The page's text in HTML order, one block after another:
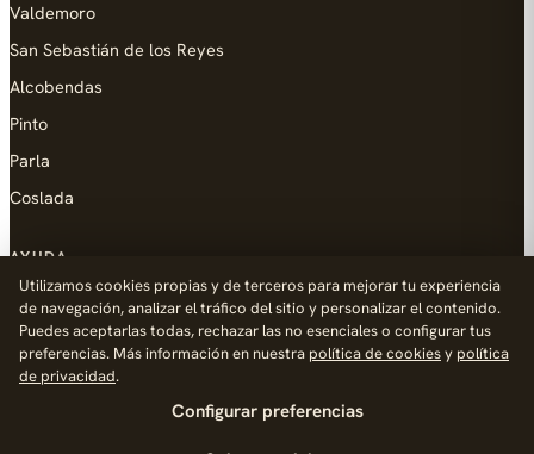
Valdemoro
San Sebastián de los Reyes
Alcobendas
Pinto
Parla
Coslada
AYUDA
Añadir empresa
Contacto
Política de Privacidad
Utilizamos cookies propias y de terceros para mejorar tu experiencia
de navegación, analizar el tráfico del sitio y personalizar el contenido.
Puedes aceptarlas todas, rechazar las no esenciales o configurar tus
preferencias. Más información en nuestra política de cookiesy política
de privacidad.
Configurar preferencias